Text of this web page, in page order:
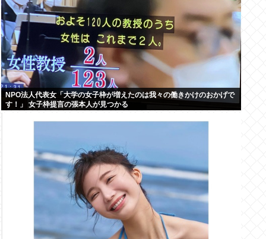
NPO法人代表女「大学の女子枠が増えたのは我々の働きかけのおかげで
す！」 女子枠提言の張本人が見つかる